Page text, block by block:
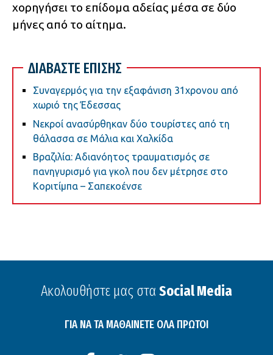
χορηγήσει το επίδομα αδείας μέσα σε δύο
μήνες από το αίτημα.
ΔΙΑΒΑΣΤΕ ΕΠΙΣΗΣ
Συναγερμός για την εξαφάνιση 31χρονου από
χωριό της Έδεσσας
Νεκροί ανασύρθηκαν δύο τουρίστες από τη
θάλασσα σε Μάλια και Χαλκίδα
Βραζιλία: Αδιανόητος τραυματισμός σε
πανηγυρισμό για γκολ που δεν μέτρησε στο
Κοριτίμπα – Σαπεκοένσε
Ακολουθήστε μας στα Social Media
ΓΙΑ ΝΑ ΤΑ ΜΑΘΑΙΝΕΤΕ ΟΛΑ ΠΡΩΤΟΙ